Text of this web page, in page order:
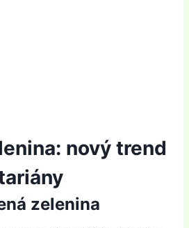
nový trend
zelenina